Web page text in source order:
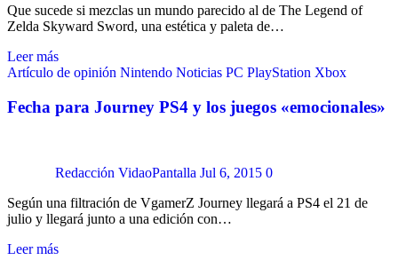
Que sucede si mezclas un mundo parecido al de The Legend of
Zelda Skyward Sword, una estética y paleta de…
Leer más
Artículo de opinión Nintendo Noticias PC PlayStation Xbox
Fecha para Journey PS4 y los juegos «emocionales»
Redacción VidaoPantalla Jul 6, 2015 0
Según una filtración de VgamerZ Journey llegará a PS4 el 21 de
julio y llegará junto a una edición con…
Leer más